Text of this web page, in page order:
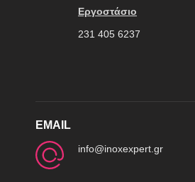
Εργοστάσιο
231 405 6237
EMAIL
info@inoxexpert.gr